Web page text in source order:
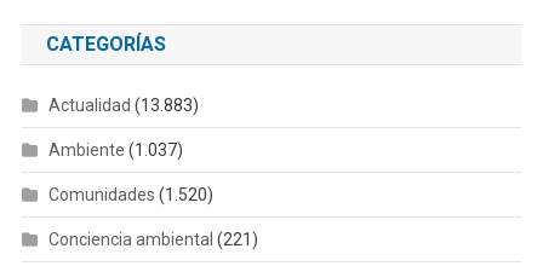
CATEGORÍAS
Actualidad (13.883)
Ambiente (1.037)
Comunidades (1.520)
Conciencia ambiental (221)